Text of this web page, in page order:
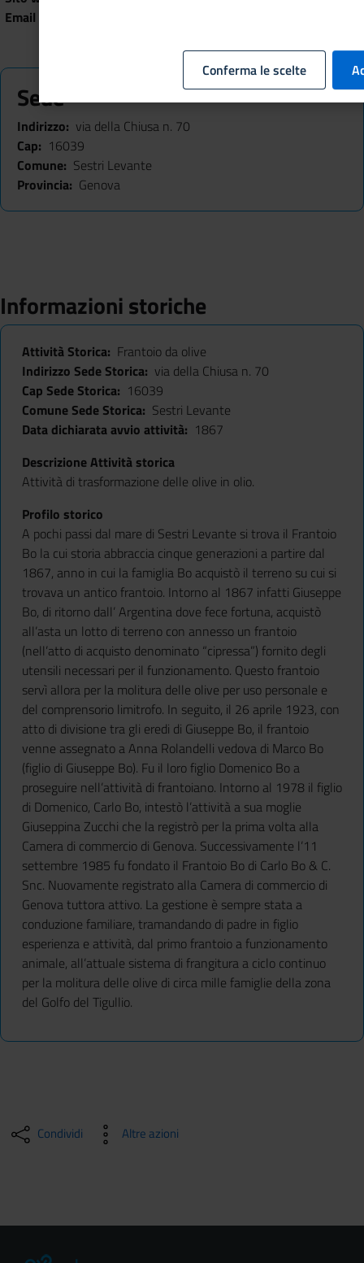
Email Impresa
Sede
Indirizzo via della Chiusa n. 70
Cap
16039
Comune Sestri Levante
Provincia Genova
Informazioni storiche
Attività Storica Frantoio da olive
Indirizzo Sede Storica via della Chiusa n. 70
Cap Sede Storica 16039
Comune Sede Storica Sestri Levante
Data dichiarata avvio attività 1867
Descrizione Attività storica
Attività di trasformazione delle olive in olio.
Profilo storico
A pochi passi dal mare di Sestri Levante si trova il Frantoio
Bo la cui storia abbraccia cinque generazioni a partire dal
1867, anno in cui la famiglia Bo acquistò il terreno su cui si
trovava un antico frantoio. Intorno al 1867 infatti Giuseppe
Bo, di ritorno dall’ Argentina dove fece fortuna, acquistò
all’asta un lotto di terreno con annesso un frantoio
(nell’atto di acquisto denominato “cipressa”) fornito degli
utensili necessari per il funzionamento. Questo frantoio
servì allora per la molitura delle olive per uso personale e
del comprensorio limitrofo. In seguito, il 26 aprile 1923, con
atto di divisione tra gli eredi di Giuseppe Bo, il frantoio
venne assegnato a Anna Rolandelli vedova di Marco Bo
(figlio di Giuseppe Bo). Fu il loro figlio Domenico Bo a
proseguire nell’attività di frantoiano. Intorno al 1978 il figlio
di Domenico, Carlo Bo, intestò l’attività a sua moglie
Giuseppina Zucchi che la registrò per la prima volta alla
Camera di commercio di Genova. Successivamente l’11
settembre 1985 fu fondato il Frantoio Bo di Carlo Bo & C.
Snc. Nuovamente registrato alla Camera di commercio di
Genova tuttora attivo. La gestione è sempre stata a
conduzione familiare, tramandando di padre in figlio
esperienza e attività, dal primo frantoio a funzionamento
animale, all’attuale sistema di frangitura a ciclo continuo
per la molitura delle olive di circa mille famiglie della zona
del Golfo del Tigullio.
Condividi Altre azioni
Conferma le scelte